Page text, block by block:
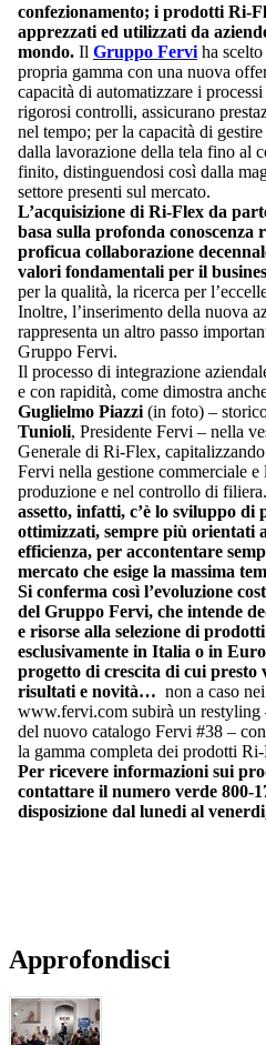
confezionamento; i prodotti Ri-
apprezzati ed utilizzati da
mondo. Il Gruppo Fervi ha
propria gamma con una nuova
capacità di automatizzare i
rigorosi controlli, assicurano
nel tempo; per la capacità di
dalla lavorazione della tela fino al
finito, distinguendosi così dalla
settore presenti sul mercato.
L’acquisizione di Ri-Flex da
basa sulla profonda conoscenza
proficua collaborazione
valori fondamentali per il
per la qualità, la ricerca per
Inoltre, l’inserimento della nuova
rappresenta un altro passo
Gruppo Fervi.
Il processo di integrazione
e con rapidità, come dimostra
Guglielmo Piazzi (in foto) –
Tunioli, Presidente Fervi – nella
Generale di Ri-Flex,
Fervi nella gestione commerciale
produzione e nel controllo di filiera.
assetto, infatti, c’è lo sviluppo di
ottimizzati, sempre più orientati
efficienza, per accontentare
mercato che esige la massima
Si conferma così l’evoluzione
del Gruppo Fervi, che intende
e risorse alla selezione di
esclusivamente in Italia o in
progetto di crescita di cui
risultati e novità… non a caso
www.fervi.com subirà un restyling
del nuovo catalogo Fervi #38 –
la gamma completa dei prodotti
Per ricevere informazioni sui
contattare il numero verde 800-
disposizione dal lunedi al
Approfondisci